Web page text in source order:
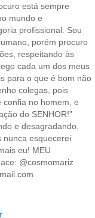
está sempre
mundo e
profissional. Sou
porém procuro
respeitando às
cada um dos meus
para o que é bom não
colegas, pois
confia no homem, e
do SENHOR!”
e desagradando,
nunca esquecerei
eu! MEU
@cosmomariz
.